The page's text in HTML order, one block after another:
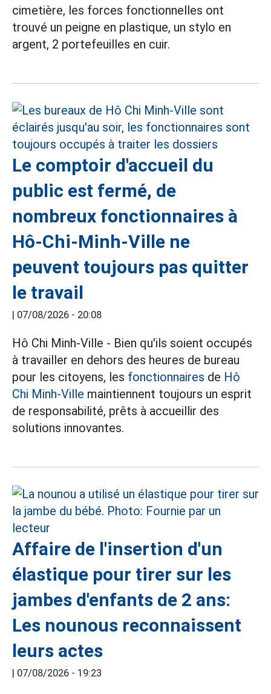
cimetière, les forces fonctionnelles ont
trouvé un peigne en plastique, un stylo en
argent, 2 portefeuilles en cuir.
Le comptoir d'accueil du
public est fermé, de
nombreux fonctionnaires à
Hô-Chi-Minh-Ville ne
peuvent toujours pas quitter
le travail
| 07/08/2026 - 20:08
Hô Chi Minh-Ville - Bien qu'ils soient occupés
à travailler en dehors des heures de bureau
pour les citoyens, les fonctionnaires de Hô
Chi Minh-Ville maintiennent toujours un esprit
de responsabilité, prêts à accueillir des
solutions innovantes.
Affaire de l'insertion d'un
élastique pour tirer sur les
jambes d'enfants de 2 ans:
Les nounous reconnaissent
leurs actes
| 07/08/2026 - 19:23